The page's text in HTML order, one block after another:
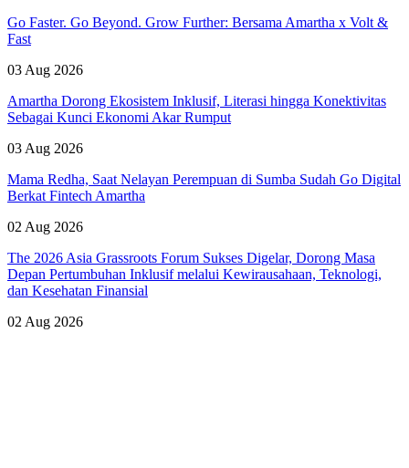
Go Faster. Go Beyond. Grow Further: Bersama Amartha x Volt &
Fast
03 Aug 2026
Amartha Dorong Ekosistem Inklusif, Literasi hingga Konektivitas
Sebagai Kunci Ekonomi Akar Rumput
03 Aug 2026
Mama Redha, Saat Nelayan Perempuan di Sumba Sudah Go Digital
Berkat Fintech Amartha
02 Aug 2026
The 2026 Asia Grassroots Forum Sukses Digelar, Dorong Masa
Depan Pertumbuhan Inklusif melalui Kewirausahaan, Teknologi,
dan Kesehatan Finansial
02 Aug 2026